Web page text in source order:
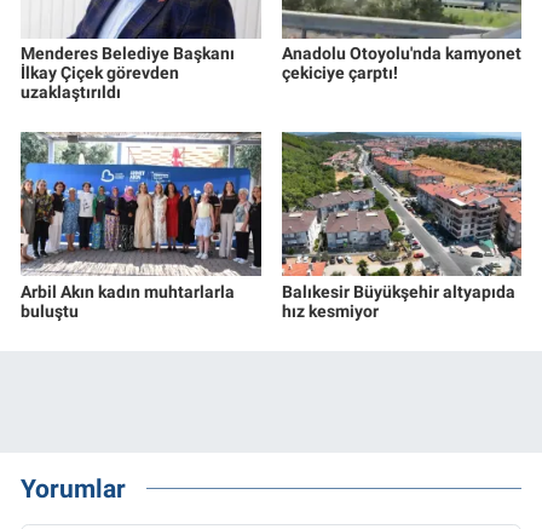
Menderes Belediye Başkanı
İlkay Çiçek görevden
uzaklaştırıldı
Anadolu Otoyolu'nda kamyonet
çekiciye çarptı!
Arbil Akın kadın muhtarlarla
buluştu
Balıkesir Büyükşehir altyapıda
hız kesmiyor
Yorumlar